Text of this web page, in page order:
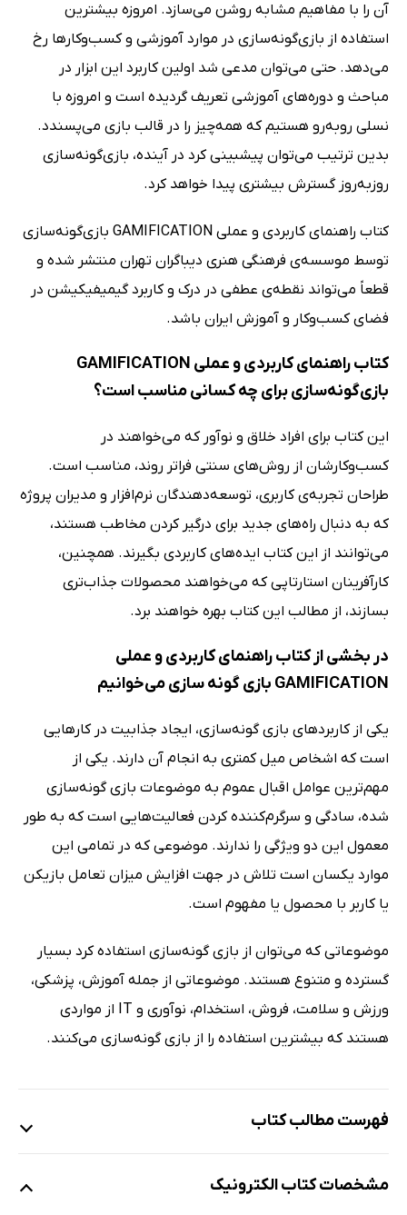
آن را با مفاهیم مشابه روشن می‌سازد. امروزه بیشترین
استفاده از بازی‌گونه‌سازی در موارد آموزشی و کسب‌وکارها رخ
می‌دهد. حتی می‌توان مدعی شد اولین کاربرد این ابزار در
مباحث و دوره‌های آموزشی تعریف گردیده است و امروزه با
نسلی روبه‌رو هستیم که همه‌چیز را در قالب بازی می‌پسندد.
بدین ترتیب می‌توان پیشبینی کرد در آینده، بازی‌گونه‌سازی
روزبه‌روز گسترش بیشتری پیدا خواهد کرد.
کتاب راهنمای کاربردی و عملی GAMIFICATION بازی‌گونه‌سازی
توسط موسسه‌ی فرهنگی هنری دیباگران تهران منتشر شده و
قطعاً می‌تواند نقطه‌ی عطفی در درک و کاربرد گیمیفیکیشن در
فضای کسب‌وکار و آموزش ایران باشد.
کتاب راهنمای کاربردی و عملی GAMIFICATION
بازی‌گونه‌سازی برای چه کسانی مناسب است؟
این کتاب برای افراد خلاق و نوآور که می‌خواهند در
کسب‌وکارشان از روش‌های سنتی فراتر روند، مناسب است.
طراحان تجربه‌ی کاربری، توسعه‌دهندگان نرم‌افزار و مدیران پروژه
که به دنبال راه‌های جدید برای درگیر کردن مخاطب هستند،
می‌توانند از این کتاب ایده‌های کاربردی بگیرند. همچنین،
کارآفرینان استارتاپی که می‌خواهند محصولات جذاب‌تری
بسازند، از مطالب این کتاب بهره خواهند برد.
در بخشی از کتاب راهنمای کاربردی و عملی
GAMIFICATION بازی گونه سازی می‌خوانیم
یکی از کاربردهای بازی گونه‌سازی، ایجاد جذابیت در کارهایی
است که اشخاص میل کمتری به انجام آن دارند. یکی از
مهم‌ترین عوامل اقبال عموم به موضوعات بازی گونه‌سازی
شده، سادگی و سرگرم‌کننده کردن فعالیت‌هایی است که به طور
معمول این دو ویژگی را ندارند. موضوعی که در تمامی این
موارد یکسان است تلاش در جهت افزایش میزان تعامل بازیکن
یا کاربر با محصول یا مفهوم است.
موضوعاتی که می‌توان از بازی گونه‌سازی استفاده کرد بسیار
گسترده و متنوع هستند. موضوعاتی از جمله آموزش، پزشکی،
ورزش و سلامت، فروش، استخدام، نوآوری و IT از مواردی
هستند که بیشترین استفاده را از بازی گونه‌سازی می‌کنند.
فهرست مطالب کتاب
مشخصات کتاب الکترونیک